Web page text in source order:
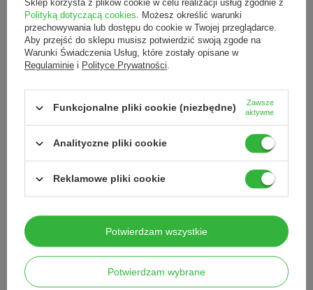
Zadaj pytanie a my odpowiemy niezwłocznie,
najciekawsze pytania i odpowiedzi publikując
dla innych.
Zadaj pytanie
chirurgiczna
5.00
Pokaż tylko opinie potwierdzone zakupem
0
0
Sklep korzysta z plików cookie w celu realizacji usług zgodnie z
Polityką dotyczącą cookies. Możesz określić warunki
przechowywania lub dostępu do cookie w Twojej przeglądarce.
Aby przejść do sklepu musisz potwierdzić swoją zgode na
Warunki Świadczenia Usług, które zostały opisane w
Regulaminie i Polityce Prywatności.
Funkcjonalne pliki cookie (niezbędne)
Zawsze
aktywne
Analityczne pliki cookie
Reklamowe pliki cookie
Potwierdzam wybrane
Potwierdzam wszystkie